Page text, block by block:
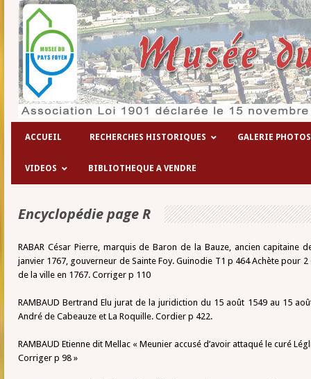
ACCUEIL RECHERCHES HISTORIQUES GALERIE PHOTOS
VIDEOS BIBLIOTHEQUE A VENDRE
Encyclopédie page R
RABAR César Pierre, marquis de Baron de la Bauze, ancien capitaine
janvier 1767, gouverneur de Sainte Foy. Guinodie T1 p 464 Achète pour
de la ville en 1767. Corriger p 110
RAMBAUD Bertrand Elu jurat de la juridiction du 15 août 1549 au 15
André de Cabeauze et La Roquille. Cordier p 422.
RAMBAUD Etienne dit Mellac « Meunier accusé d’avoir attaqué le curé
Corriger p 98 »